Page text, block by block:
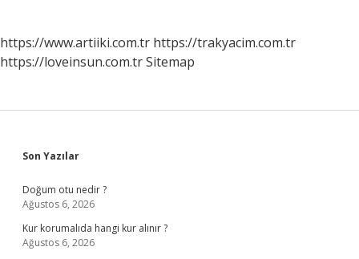
https://www.artiiki.com.tr https://trakyacim.com.tr
https://loveinsun.com.trSitemap
Sidebar
Son Yazılar
Doğum otu nedir ?
Ağustos 6, 2026
Kur korumalıda hangi kur alınır ?
Ağustos 6, 2026